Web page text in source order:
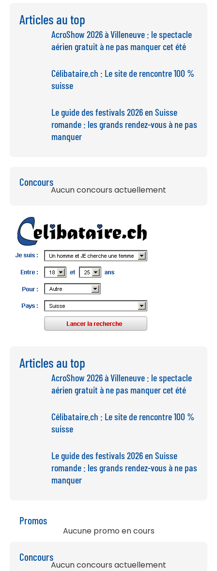
Articles au top
AcroShow 2026 à Villeneuve : le spectacle
aérien gratuit à ne pas manquer cet été
Célibataire.ch : Le site de rencontre 100 %
suisse
Le guide des festivals 2026 en Suisse
romande : les grands rendez-vous à ne pas
manquer
Concours
Aucun concours actuellement
Articles au top
AcroShow 2026 à Villeneuve : le spectacle
aérien gratuit à ne pas manquer cet été
Célibataire.ch : Le site de rencontre 100 %
suisse
Le guide des festivals 2026 en Suisse
romande : les grands rendez-vous à ne pas
manquer
Promos
Aucune promo en cours
Concours
Aucun concours actuellement